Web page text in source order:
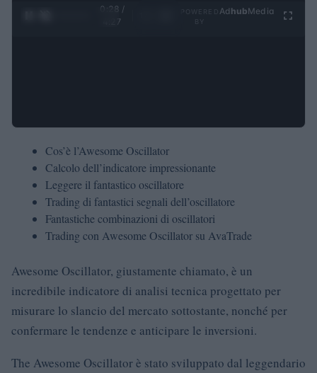
0:29 /
4:27
Ad hubMedia
Cos’è l’Awesome Oscillator
Calcolo dell’indicatore impressionante
Leggere il fantastico oscillatore
Trading di fantastici segnali dell’oscillatore
Fantastiche combinazioni di oscillatori
Trading con Awesome Oscillator su AvaTrade
Awesome Oscillator, giustamente chiamato, è un
incredibile indicatore di analisi tecnica progettato per
misurare lo slancio del mercato sottostante, nonché per
confermare le tendenze e anticipare le inversioni.
The Awesome Oscillator è stato sviluppato dal leggendario